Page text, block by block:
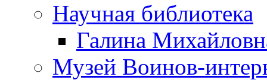
Научная библиотека
Галина
Музей Воинов-